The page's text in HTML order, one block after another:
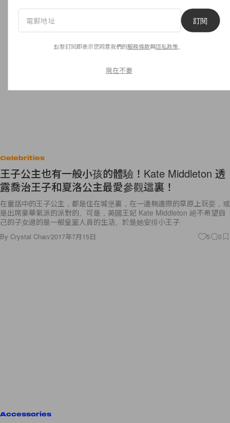
Celebrities
王子公主也有一般小孩的體驗！Kate Middleton 透
露喬治王子和夏洛公主最愛參觀這裏！
在童話中的王子公主，都是住在城堡裏，在一邊無邊際的草原上玩耍，或
是出席豪華氣派的派對的。可是，英國王妃 Kate Middleton 絕不希望自
己的子女過的是一般皇室人員的生活。於是她安排小王子
By Crystal Chan/2017年7月15日 5 0
Accessories
訂閱
點擊訂閱即表示您同意我們的服務條款與隱私政策
現在不要